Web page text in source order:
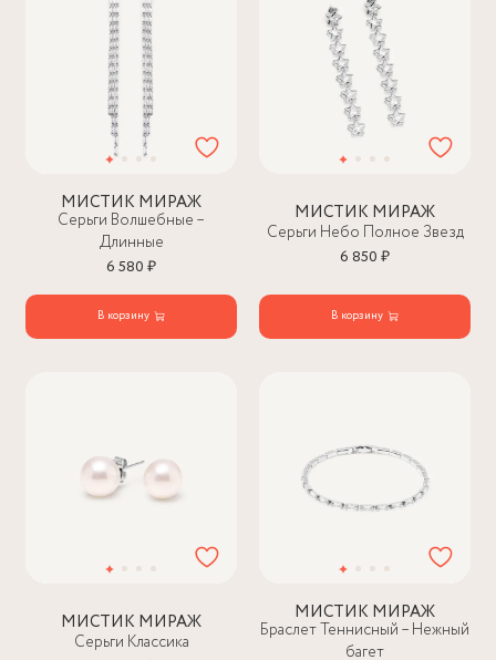
МИСТИК МИРАЖ
Серьги Волшебные –
Длинные
6 580 ₽
В корзину
МИСТИК МИРАЖ
Серьги Небо Полное Звезд
6 850 ₽
В корзину
МИСТИК МИРАЖ
Серьги Классика
МИСТИК МИРАЖ
Браслет Теннисный – Нежный
багет